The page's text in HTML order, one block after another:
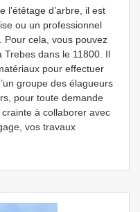
l’étêtage d’arbre, il est
ou un professionnel
Pour cela, vous pouvez
Trebes dans le 11800. Il
pour effectuer
groupe des élagueurs
pour toute demande
à collaborer avec
vos travaux